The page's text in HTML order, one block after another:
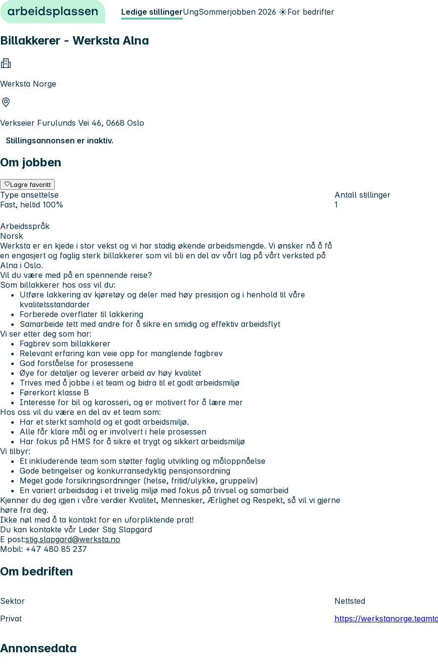
Hopp til innhold Ledige stillingerUngSommerjobben 2026 ☀️For bedrifter
Billakkerer - Werksta Alna
Werksta Norge
Verkseier Furulunds Vei 46, 0668 Oslo
Stillingsannonsen er inaktiv.
Om jobben
Lagre favoritt
Type ansettelse
Fast, heltid 100%
Antall stillinger
1
Arbeidsspråk
Norsk
Werksta er en kjede i stor vekst og vi har stadig økende arbeidsmengde. Vi ønsker nå å få
en engasjert og faglig sterk billakkerer som vil bli en del av vårt lag på vårt verksted på
Alna i Oslo.
Vil du være med på en spennende reise?
Som billakkerer hos oss vil du:
Utføre lakkering av kjøretøy og deler med høy presisjon og i henhold til våre
kvalitetsstandarder
Forberede overflater til lakkering
Samarbeide tett med andre for å sikre en smidig og effektiv arbeidsflyt
Vi ser etter deg som har:
Fagbrev som billakkerer
Relevant erfaring kan veie opp for manglende fagbrev
God forståelse for prosessene
Øye for detaljer og leverer arbeid av høy kvalitet
Trives med å jobbe i et team og bidra til et godt arbeidsmiljø
Førerkort klasse B
Interesse for bil og karosseri, og er motivert for å lære mer
Hos oss vil du være en del av et team som:
Har et sterkt samhold og et godt arbeidsmiljø.
Alle får klare mål og er involvert i hele prosessen
Har fokus på HMS for å sikre et trygt og sikkert arbeidsmiljø
Vi tilbyr:
Et inkluderende team som støtter faglig utvikling og måloppnåelse
Gode betingelser og konkurransedyktig pensjonsordning
Meget gode forsikringsordninger (helse, fritid/ulykke, gruppeliv)
En variert arbeidsdag i et trivelig miljø med fokus på trivsel og samarbeid
Kjenner du deg igjen i våre verdier Kvalitet, Mennesker, Ærlighet og Respekt, så vil vi gjerne
høre fra deg.
Ikke nøl med å ta kontakt for en uforpliktende prat!
Du kan kontakte vår Leder Stig Slapgard
E post:stig.slapgard@werksta.no
Mobil: +47 480 85 237
Om bedriften
Sektor
Privat
Nettsted
https://
Annonsedata